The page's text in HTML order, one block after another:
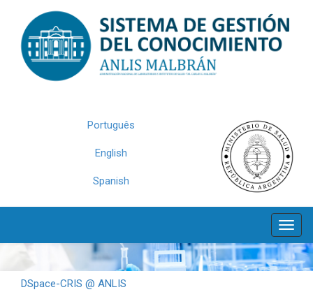
navigation
Português
English
Spanish
DSpace-CRIS @ ANLIS